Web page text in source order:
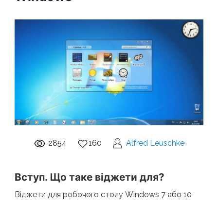
2854 160 Alfred Leuschke
Вступ. Що таке віджети для?
Віджети для робочого столу Windows 7 або 10